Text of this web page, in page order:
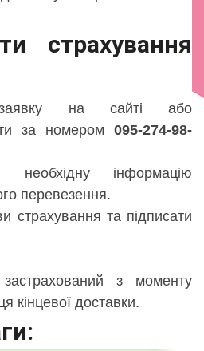
страхування
на сайті або
за номером 095-274-98-
інформацію
перевезення.
страхування та підписати
з моменту
кінцевої доставки.